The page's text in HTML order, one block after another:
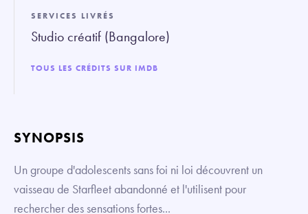
SYNOPSIS
Un groupe d'adolescents sans foi ni loi découvrent un
vaisseau de Starfleet abandonné et l'utilisent pour
rechercher des sensations fortes...
SERVICES LIVRÉS
Studio créatif (Bangalore)
TOUS LES CRÉDITS SUR IMDB